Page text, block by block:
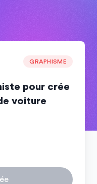
GRAPHISME
pour crée
voiture